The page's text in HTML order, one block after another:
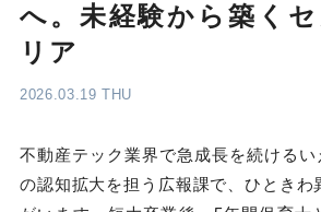
へ。未経験から築く
リア
2026.03.19 THU
不動産テック業界で急成長を続ける
の認知拡大を担う広報課で、ひときわ